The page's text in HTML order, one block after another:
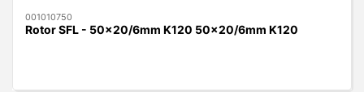
001010750
Rotor SFL - 50x20/6mm K120 50x20/6mm K120